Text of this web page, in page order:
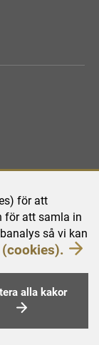
för att
för att samla in
så vi kan
alla kakor